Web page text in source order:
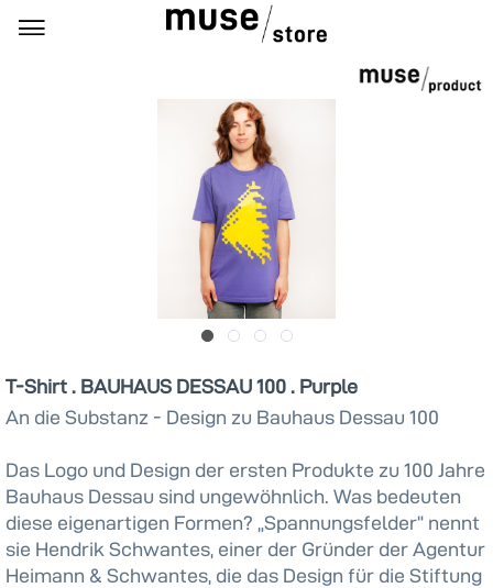
T-Shirt . BAUHAUS DESSAU 100 . Purple
An die Substanz - Design zu Bauhaus Dessau 100
Das Logo und Design der ersten Produkte zu 100 Jahre
Bauhaus Dessau sind ungewöhnlich. Was bedeuten
diese eigenartigen Formen? „Spannungsfelder“ nennt
sie Hendrik Schwantes, einer der Gründer der Agentur
Heimann & Schwantes, die das Design für die Stiftung